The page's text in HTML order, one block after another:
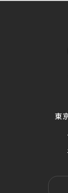
東